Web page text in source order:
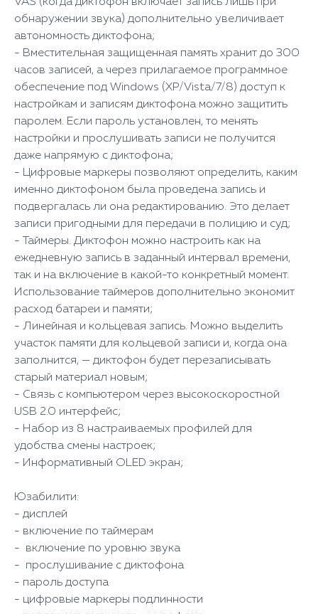
VAS (когда диктофон включает запись лишь при
обнаружении звука) дополнительно увеличивает
автономность диктофона;
- Вместительная защищенная память хранит до 300
часов записей, а через прилагаемое программное
обеспечение под Windows (XP/Vista/7/8) доступ к
настройкам и записям диктофона можно защитить
паролем. Если пароль установлен, то менять
настройки и прослушивать записи не получится
даже напрямую с диктофона;
- Цифровые маркеры позволяют определить, каким
именно диктофоном была проведена запись и
подвергалась ли она редактированию. Это делает
записи пригодными для передачи в полицию и суд;
- Таймеры. Диктофон можно настроить как на
ежедневную запись в заданный интервал времени,
так и на включение в какой-то конкретный момент.
Использование таймеров дополнительно экономит
расход батареи и памяти;
- Линейная и кольцевая запись. Можно выделить
участок памяти для кольцевой записи и, когда она
заполнится, — диктофон будет перезаписывать
старый материал новым;
- Связь с компьютером через высокоскоростной
USB 2.0 интерфейс;
- Набор из 8 настраиваемых профилей для
удобства смены настроек;
- Информативный OLED экран;
Юзабилити:
- дисплей
- включение по таймерам
- включение по уровню звука
- прослушивание с диктофона
- пароль доступа
- цифровые маркеры подлинности